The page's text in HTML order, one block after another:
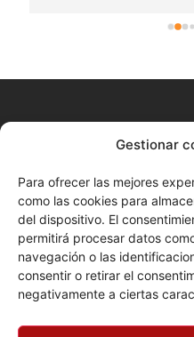
Gestionar
Para ofrecer las mejores
como las cookies para
del dispositivo. El
permitirá procesar datos
navegación o las
consentir o retirar el
negativamente a ciertas
no pagas... Comprar
Stage 4 un jueves a
+34 680 577 777
Huelva Online (Cita previa)
Enviar correo
LEGAL